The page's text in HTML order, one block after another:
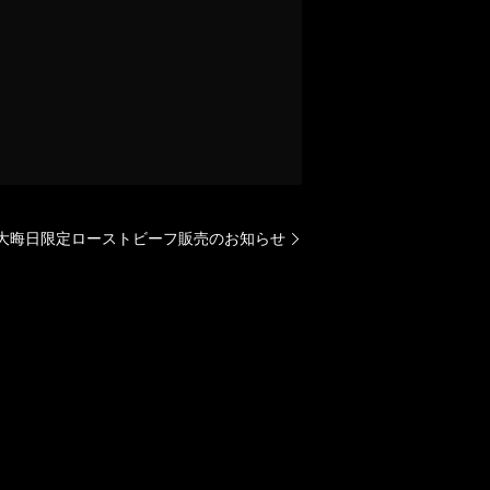
晦日限定ローストビーフ販売のお知らせ